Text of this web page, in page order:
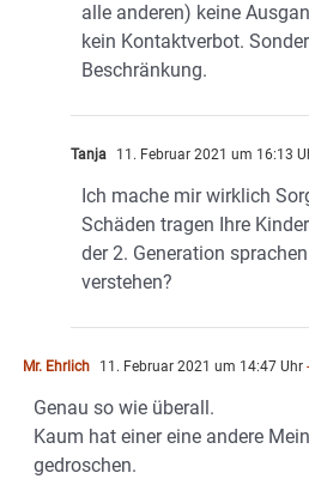
alle anderen) keine
kein Kontaktverbot.
Beschränkung.
Tanja 11. Februar 2021 um 16:13
Ich mache mir wirklich
Schäden tragen Ihre
der 2. Generation
verstehen?
Mr. Ehrlich 11. Februar 2021 um 14:47 Uhr
Genau so wie überall.
Kaum hat einer eine andere
gedroschen.